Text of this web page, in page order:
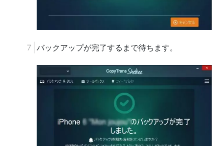
バックアップが完了するまで待ちます。